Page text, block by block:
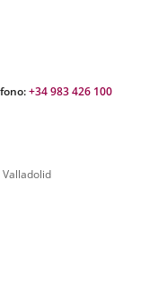
+34 983 426 100